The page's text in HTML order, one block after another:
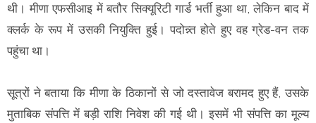
थी। मीणा एफसीआइ में बतौर सिक्यूरिटी गार्ड भर्ती हुआ था, लेकिन बाद में
क्लर्क के रूप में उसकी नियुक्ति हुई। पदोन्न्त होते हुए वह ग्रेड-वन तक
पहुंचा था।
सूत्रों ने बताया कि मीणा के ठिकानों से जो दस्तावेज बरामद हुए हैं, उसके
मुताबिक संपत्ति में बड़ी राशि निवेश की गई थी। इसमें भी संपत्ति का मूल्य